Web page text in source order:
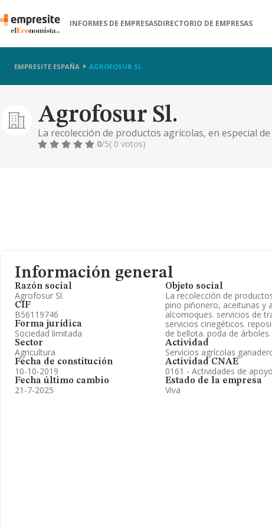
INFORMES DE EMPRESASDIRECTORIO DE EMPRESAS
EMPRESITE ESPAÑA AGROFOSUR SL.
Agrofosur Sl.
La recolección de productos agrícolas, en especial
descorche de alcornoques. servicios de tractor y de
0/5( 0 votos)
Información general
Razón social
Agrofosur Sl.
CIF
B56119746
Forma jurídica
Sociedad limitada
Sector
Agricultura
Fecha de constitución
10-10-2019
Fecha último cambio
21-7-2025
Objeto social
La recolección de
pino piñonero, aceitunas y
alcornoques. servicios de
servicios cinegéticos.
de bellota. poda de
Actividad
Servicios agrícolas
Actividad CNAE
0161 - Actividades de
Estado de la empresa
Viva